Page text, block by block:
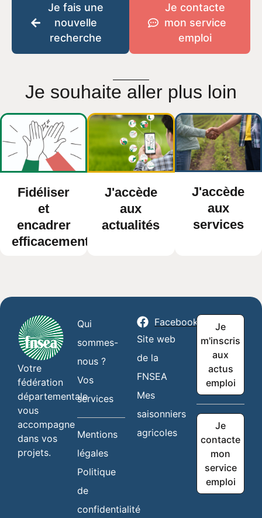
Je fais une
nouvelle
recherche
Je contacte
mon service
emploi
Je souhaite aller plus loin
Fidéliser
et
encadrer
efficacement
J'accède
aux
actualités
J'accède
aux
services
Votre
fédération
départementale
vous
accompagne
dans vos
projets.
Qui
sommes-
nous ?
Vos
services
Mentions
légales
Politique
de
confidentialité
Facebook
Site web
de la
FNSEA
Mes
saisonniers
agricoles
Je
m'inscris
aux
actus
emploi
Je
contacte
mon
service
emploi